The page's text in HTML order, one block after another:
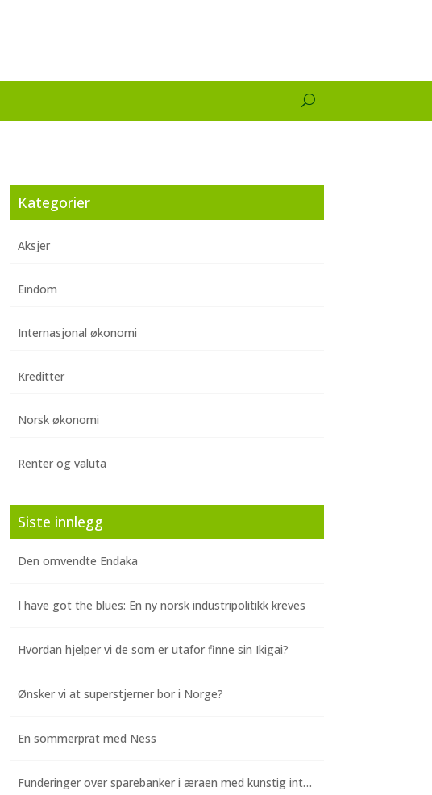
Kategorier
Aksjer
Eindom
Internasjonal økonomi
Kreditter
Norsk økonomi
Renter og valuta
Siste innlegg
Den omvendte Endaka
I have got the blues: En ny norsk industripolitikk kreves
Hvordan hjelper vi de som er utafor finne sin Ikigai?
Ønsker vi at superstjerner bor i Norge?
En sommerprat med Ness
Funderinger over sparebanker i æraen med kunstig intelligens